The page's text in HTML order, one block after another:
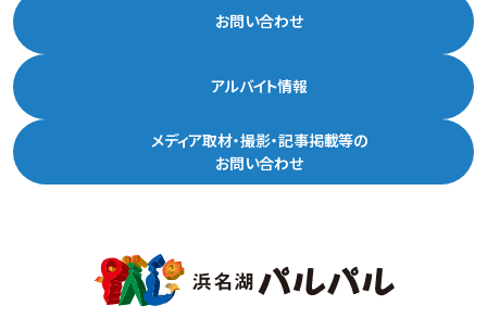
お問い合わせ
アルバイト情報
メディア取材・撮影・記事掲載等の
お問い合わせ